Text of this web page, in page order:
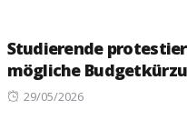
Studierende
mögliche
Posted
29/05/2026